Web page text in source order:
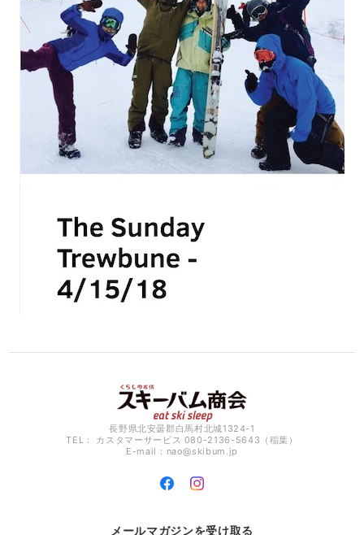
長野県北安曇郡白馬村北城1324-1
TEL： カスタマーサービス 080-2136-5643（稲葉）
E-mail： nao@skibum.jp
メールマガジンを受け取る